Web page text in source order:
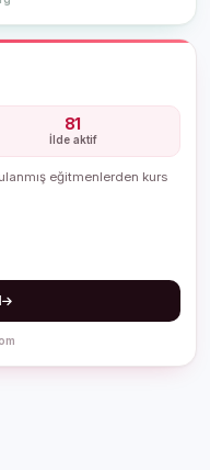
81
İlde aktif
eğitmenlerden kurs